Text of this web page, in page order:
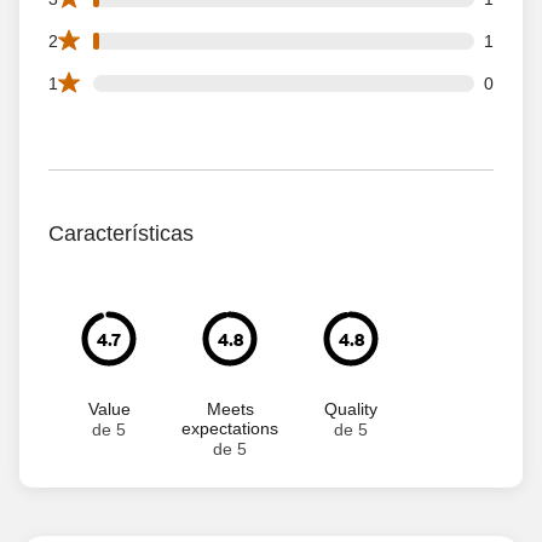
2 1
1 2 star reviews out of 69 reviews
1 0
0 1 star reviews out of 69 reviews
Características
4.7
Value
de 5
4.8
Meets
expectations
de 5
4.8
Quality
de 5